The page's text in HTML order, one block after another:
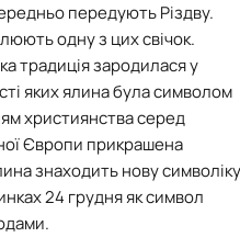
передують Різдву.
одну з цих свічок.
традиція зародилася у
яких ялина була символом
християнства серед
Європи прикрашена
знаходить нову
24 грудня як символ